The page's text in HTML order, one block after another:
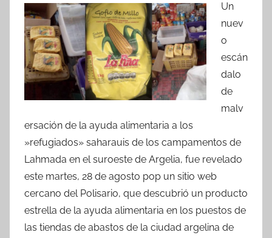
Un
nuev
o
escán
dalo
de
malv
ersación de la ayuda alimentaria a los
»refugiados» saharauis de los campamentos de
Lahmada en el suroeste de Argelia, fue revelado
este martes, 28 de agosto pop un sitio web
cercano del Polisario, que descubrió un producto
estrella de la ayuda alimentaria en los puestos de
las tiendas de abastos de la ciudad argelina de